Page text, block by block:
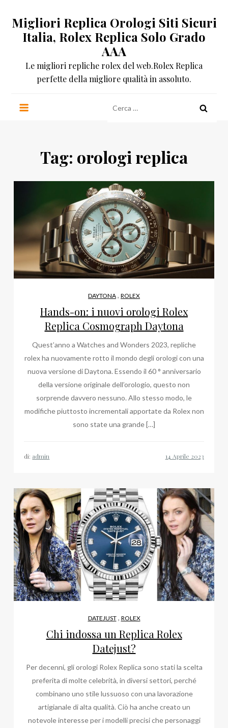
contenuto
Migliori Replica Orologi Siti Sicuri
Italia, Rolex Replica Solo Grado
AAA
Le migliori repliche rolex del web.Rolex Replica
perfette della migliore qualità in assoluto.
per:
Tag: orologi replica
DAYTONA , ROLEX
Hands-on: i nuovi orologi Rolex
Replica Cosmograph Daytona
Quest’anno a Watches and Wonders 2023, repliche
rolex ha nuovamente rotto il mondo degli orologi con una
nuova versione di Daytona. Essendo il 60 ° anniversario
della versione originale dell’orologio, questo non
sorprende davvero nessuno. Allo stesso modo, le
modifiche piuttosto incrementali apportate da Rolex non
sono state una grande […]
di: admin
DATEJUST, ROLEX
Chi indossa un Replica Rolex
Datejust?
Per decenni, gli orologi Rolex Replica sono stati la scelta
preferita di molte celebrità, in diversi settori, perché
combinano uno stile lussuoso con una lavorazione
artigianale di alta qualità. Ciò ha anche creato un
notevole interesse per i modelli precisi che personaggi